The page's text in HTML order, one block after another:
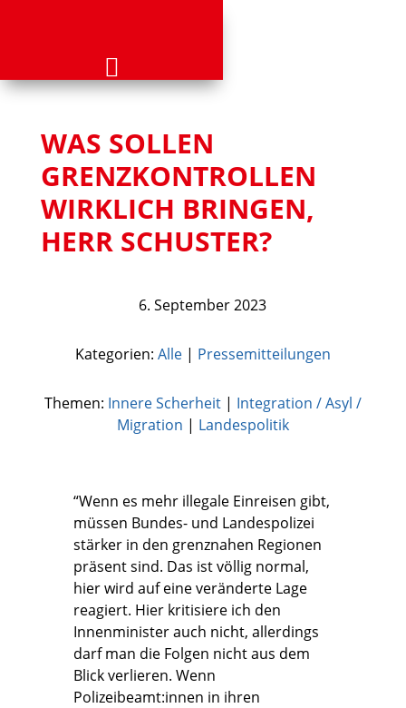
WAS SOLLEN
GRENZKONTROLLEN
WIRKLICH BRINGEN,
HERR SCHUSTER?
6. September 2023
Kategorien: Alle| Pressemitteilungen
Themen: Innere Scherheit| Integration / Asyl /
Migration | Landespolitik
“Wenn es mehr illegale Einreisen gibt,
müssen Bundes- und Landespolizei
stärker in den grenznahen Regionen
präsent sind. Das ist völlig normal,
hier wird auf eine veränderte Lage
reagiert. Hier kritisiere ich den
Innenminister auch nicht, allerdings
darf man die Folgen nicht aus dem
Blick verlieren. Wenn
Polizeibeamt:innen in ihren